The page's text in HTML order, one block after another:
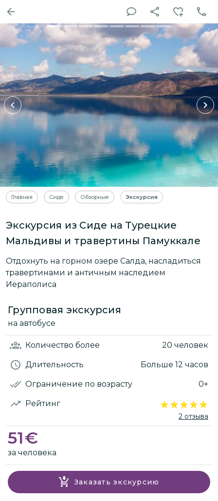
Главная Сиде Обзорные Экскурсия
Экскурсия из Сиде на Турецкие
Мальдивы и травертины Памуккале
Отдохнуть на горном озере Салда, насладиться
травертинами и античным наследием
Иераполиса
Групповая экскурсия
на автобусе
Количество более 20 человек
Длительность Больше 12 часов
Ограничение по возрасту 0+
Рейтинг
2 отзыва
51€
за человека
Заказать экскурсию